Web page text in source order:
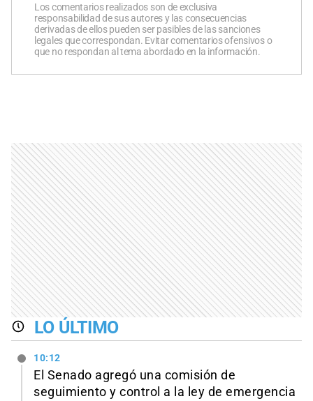
Los comentarios realizados son de exclusiva
responsabilidad de sus autores y las consecuencias
derivadas de ellos pueden ser pasibles de las sanciones
legales que correspondan. Evitar comentarios ofensivos o
que no respondan al tema abordado en la información.
LO ÚLTIMO
10:12
El Senado agregó una comisión de
seguimiento y control a la ley de emergencia